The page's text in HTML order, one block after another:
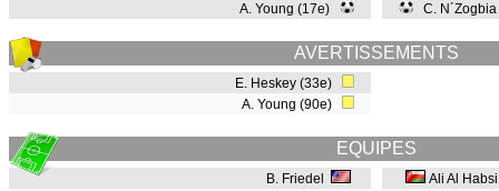
A. Young (17e) C.
AVERTISSEMENTS
E. Heskey (33e)
A. Young (90e)
EQUIPES
B. Friedel
Ali Al Habsi